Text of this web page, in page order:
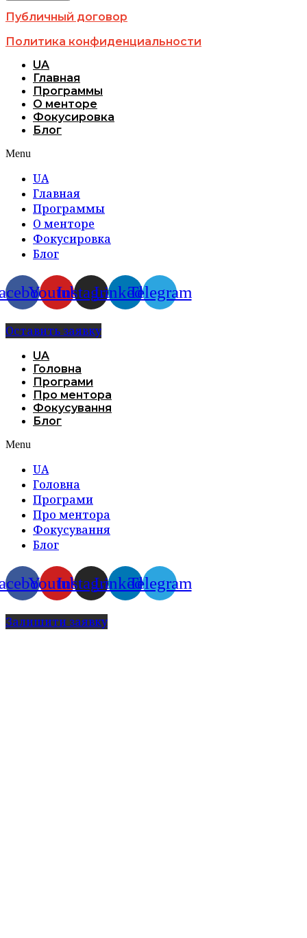
Публичный договор
Политика конфиденциальности
UA
Главная
Программы
О менторе
Фокусировка
Блог
Menu
UA
Главная
Программы
О менторе
Фокусировка
Блог
YoutubeInstagramLinkedinTelegram
Оставить заявку
UA
Головна
Програми
Про ментора
Фокусування
Блог
Menu
UA
Головна
Програми
Про ментора
Фокусування
Блог
YoutubeInstagramLinkedinTelegram
Залишити заявку